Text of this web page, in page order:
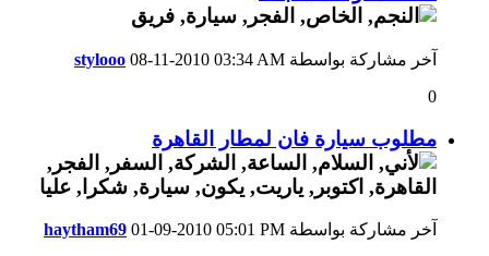
آخر مشاركة بواسطة stylooo 08-11-2010 03:34 AM
0
مطلوب سيارة فان لمطار القاهرة
آخر مشاركة بواسطة haytham69 01-09-2010 05:01 PM